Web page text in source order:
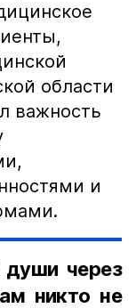
области
важность
и
души через
никто не